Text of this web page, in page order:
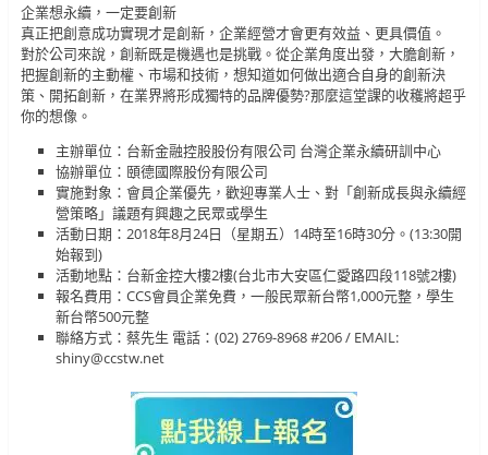
企業想永續，一定要創新
真正把創意成功實現才是創新，企業經營才會更有效益、更具價值。
對於公司來說，創新既是機遇也是挑戰。從企業角度出發，大膽創新，
把握創新的主動權、市場和技術，想知道如何做出適合自身的創新決
策、開拓創新，在業界將形成獨特的品牌優勢?那麼這堂課的收穫將超乎
你的想像。
主辦單位：台新金融控股股份有限公司 台灣企業永續研訓中心
協辦單位：頤德國際股份有限公司
實施對象：會員企業優先，歡迎專業人士、對「創新成長與永續經
營策略」議題有興趣之民眾或學生
活動日期：2018年8月24日（星期五）14時至16時30分。(13:30開
始報到)
活動地點：台新金控大樓2樓(台北市大安區仁愛路四段118號2樓)
報名費用：CCS會員企業免費，一般民眾新台幣1,000元整，學生
新台幣500元整
聯絡方式：蔡先生 電話：(02) 2769-8968 #206 / EMAIL:
shiny@ccstw.net